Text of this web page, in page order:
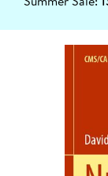
erfahren